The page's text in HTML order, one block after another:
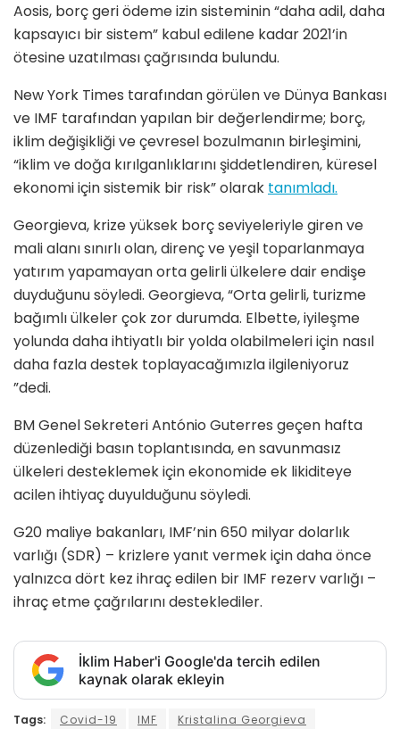
Aosis, borç geri ödeme izin sisteminin “daha adil, daha
kapsayıcı bir sistem” kabul edilene kadar 2021’in
ötesine uzatılması çağrısında bulundu.
New York Times tarafından görülen ve Dünya Bankası
ve IMF tarafından yapılan bir değerlendirme; borç,
iklim değişikliği ve çevresel bozulmanın birleşimini,
“iklim ve doğa kırılganlıklarını şiddetlendiren, küresel
ekonomi için sistemik bir risk” olarak tanımladı.
Georgieva, krize yüksek borç seviyeleriyle giren ve
mali alanı sınırlı olan, direnç ve yeşil toparlanmaya
yatırım yapamayan orta gelirli ülkelere dair endişe
duyduğunu söyledi. Georgieva, “Orta gelirli, turizme
bağımlı ülkeler çok zor durumda. Elbette, iyileşme
yolunda daha ihtiyatlı bir yolda olabilmeleri için nasıl
daha fazla destek toplayacağımızla ilgileniyoruz
”dedi.
BM Genel Sekreteri António Guterres geçen hafta
düzenlediği basın toplantısında, en savunmasız
ülkeleri desteklemek için ekonomide ek likiditeye
acilen ihtiyaç duyulduğunu söyledi.
G20 maliye bakanları, IMF’nin 650 milyar dolarlık
varlığı (SDR) – krizlere yanıt vermek için daha önce
yalnızca dört kez ihraç edilen bir IMF rezerv varlığı –
ihraç etme çağrılarını desteklediler.
İklim Haber'i Google'da tercih edilen
kaynak olarak ekleyin
Tags: Covid-19 IMF
Kristalina Georgieva